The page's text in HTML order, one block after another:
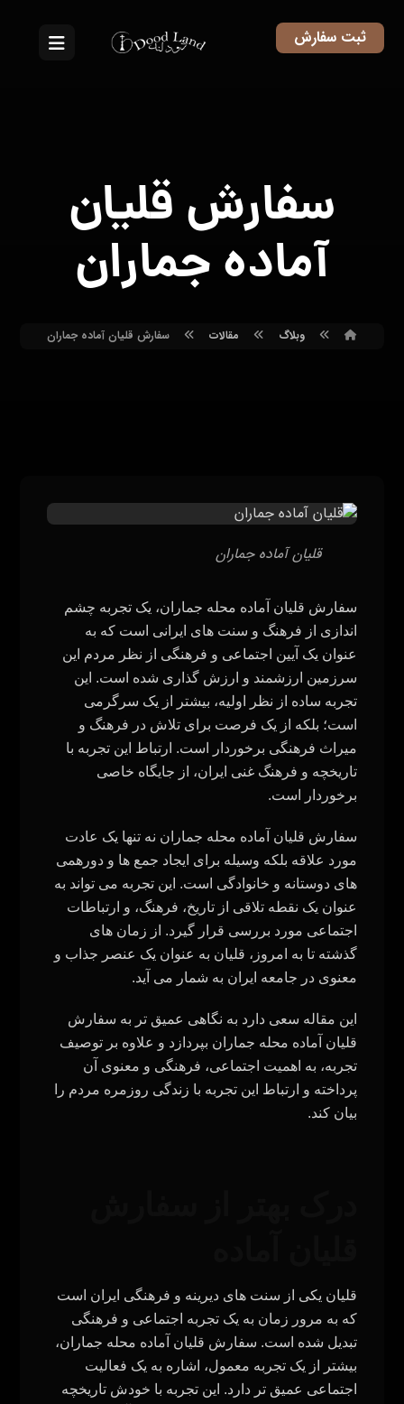
ثبت سفارش
سفارش قلیان
آماده جماران
وبلاگ مقالات سفارش قلیان آماده جماران
قلیان آماده جماران
سفارش قلیان آماده محله جماران، یک تجربه چشم‌
اندازی از فرهنگ و سنت‌ های ایرانی است که به
عنوان یک آیین اجتماعی و فرهنگی از نظر مردم این
سرزمین ارزشمند و ارزش گذاری شده است. این
تجربه ساده از نظر اولیه، بیشتر از یک سرگرمی
است؛ بلکه از یک فرصت برای تلاش در فرهنگ و
میراث فرهنگی برخوردار است. ارتباط این تجربه با
تاریخچه و فرهنگ غنی ایران، از جایگاه خاصی
برخوردار است.
سفارش قلیان آماده محله جماران نه تنها یک عادت
مورد علاقه بلکه وسیله برای ایجاد جمع ها و دورهمی
های دوستانه و خانوادگی است. این تجربه می‌ تواند به
عنوان یک نقطه تلاقی از تاریخ، فرهنگ، و ارتباطات
اجتماعی مورد بررسی قرار گیرد. از زمان‌ های
گذشته تا به امروز، قلیان به عنوان یک عنصر جذاب و
معنوی در جامعه ایران به شمار می‌ آید.
این مقاله سعی دارد به نگاهی عمیق‌ تر به سفارش
قلیان آماده محله جماران بپردازد و علاوه بر توصیف
تجربه، به اهمیت اجتماعی، فرهنگی و معنوی آن
پرداخته و ارتباط این تجربه با زندگی روزمره مردم را
بیان کند.
قلیان یکی از سنت‌ های دیرینه و فرهنگی ایران است
که به مرور زمان به یک تجربه اجتماعی و فرهنگی
تبدیل شده است. سفارش قلیان آماده محله جماران،
بیشتر از یک تجربه معمول، اشاره به یک فعالیت
اجتماعی عمیق‌ تر دارد. این تجربه با خودش تاریخچه‌